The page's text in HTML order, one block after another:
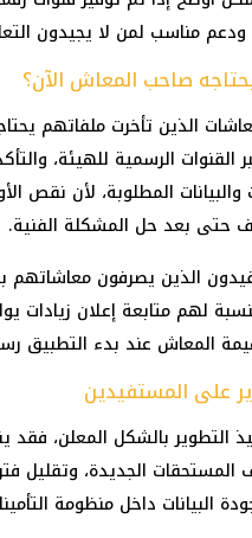
ودعم مناسب لمن لا يجيدون
صاحب المعاش الآن؟
الذين تأخرت ملفاتهم
القنوات الرسمية للهيئة،
والبيانات المطلوبة، لأن نقص
حتى بعد حل المشكلة الفنية.
الذين يصرفون
لهم متابعة إعلان زيادات
المعاش عند بدء التطبيق
على المستفيدين
التطوير بالشكل المعلن،
الجديدة، وتقليل
البيانات داخل منظومة